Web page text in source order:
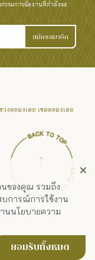
รรมการจัดงานที่กำลังจะ
สมัครสมาชิก
งคลองเตย เขตคลองเตย
Co., Ltd.
นของคุณ รวมถึง
บการณ์การใช้งาน
นนโยบายความ
ยอมรับทั้งหมด